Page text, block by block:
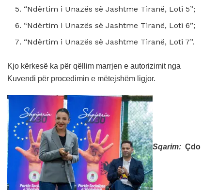
“Ndërtim i Unazës së Jashtme Tiranë, Loti 5”;
“Ndërtim i Unazës së Jashtme Tiranë, Loti 6”;
“Ndërtim i Unazës së Jashtme Tiranë, Loti 7”.
Kjo kërkesë ka për qëllim marrjen e autorizimit nga
Kuvendi për procedimin e mëtejshëm ligjor.
Sqarim: Çdo